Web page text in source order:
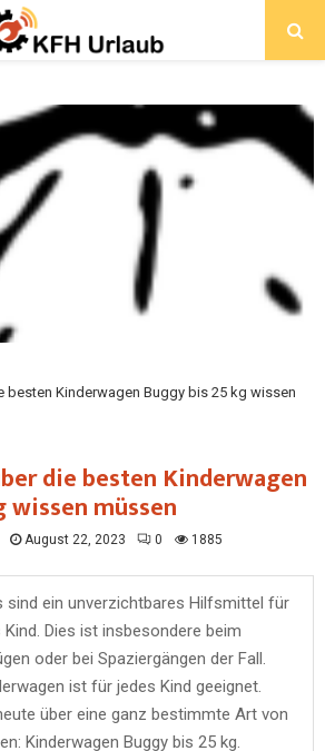
besten Kinderwagen Buggy bis 25 kg wissen
die besten Kinderwagen
wissen müssen
August 22, 2023 0 1885
sind ein unverzichtbares Hilfsmittel für
Dies ist insbesondere beim
oder bei Spaziergängen der Fall.
ist für jedes Kind geeignet.
über eine ganz bestimmte Art von
Kinderwagen Buggy bis 25 kg.